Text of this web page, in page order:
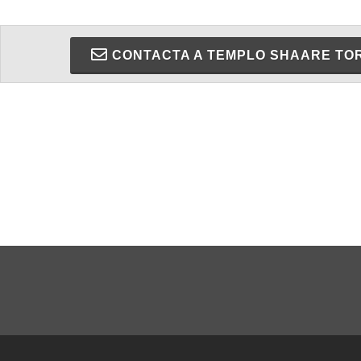
CONTACTA A TEMPLO SHAARE